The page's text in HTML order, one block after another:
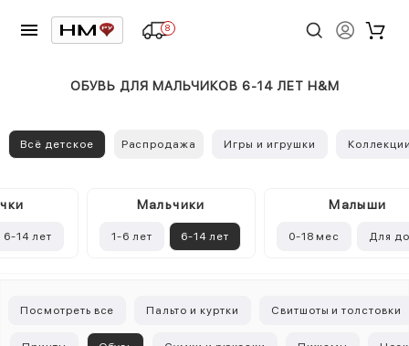
8
ОБУВЬ ДЛЯ МАЛЬЧИКОВ 6-14 ЛЕТ H&M
Всё детское Распродажа Игры и игрушки
6-14 лет
Mальчики
1-6 лет 6-14 лет
Малыши
0-18 мес Для
Посмотреть все Пальто и куртки Свитшоты и толстовки